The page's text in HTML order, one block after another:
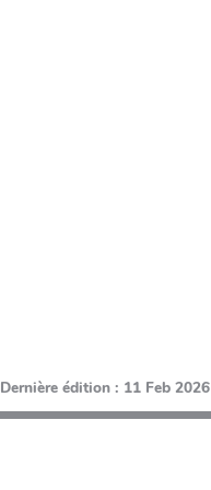
Dernière édition : 11 Feb 2026